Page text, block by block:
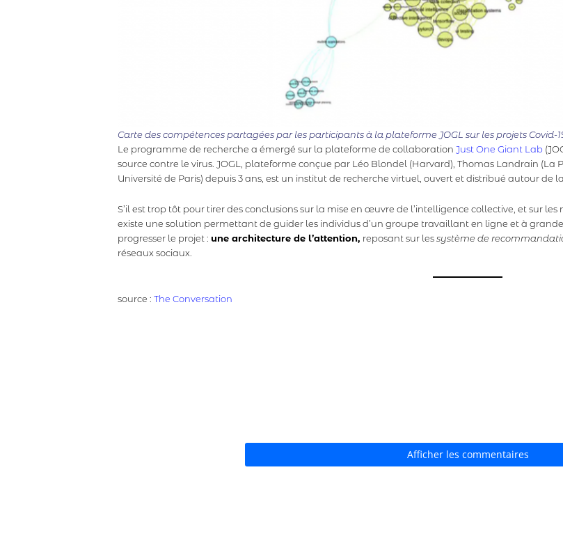
Carte des compétences partagées par les participants à la plateforme JOGL sur les projets Covid-
Le programme de recherche a émergé sur la plateforme de collaboration Just One Giant Lab
source contre le virus. JOGL, plateforme conçue par Léo Blondel (Harvard), Thomas Landrain (La
Université de Paris) depuis 3 ans, est un institut de recherche virtuel, ouvert et distribué autour de
S’il est trop tôt pour tirer des conclusions sur la mise en œuvre de l’intelligence collective, et sur les
existe une solution permettant de guider les individus d’un groupe travaillant en ligne et à
progresser le projet : une architecture de l’attention, reposant sur lessystème de
réseaux sociaux.
source : The Conversation
Afficher les commentaires